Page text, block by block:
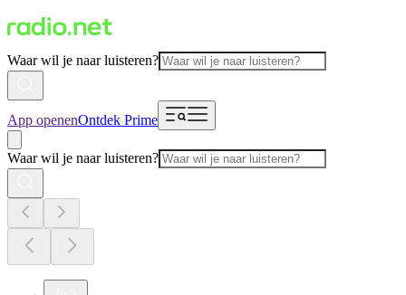
Waar wil je naar luisteren?
App openenOntdek Prime
Waar wil je naar luisteren?